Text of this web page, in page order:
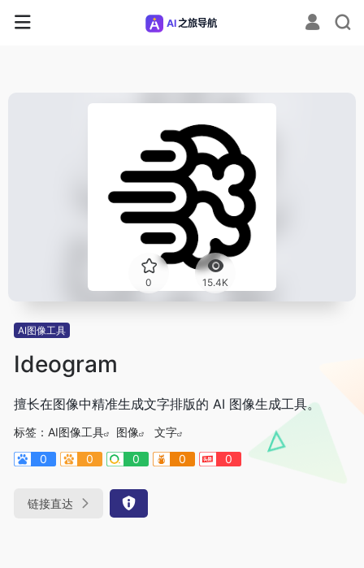
0 15.4K
AI图像工具
Ideogram
擅长在图像中精准生成文字排版的 AI 图像生成工具。
标签： AI图像工具 图像
文字
0
0 0 0 0
链接直达